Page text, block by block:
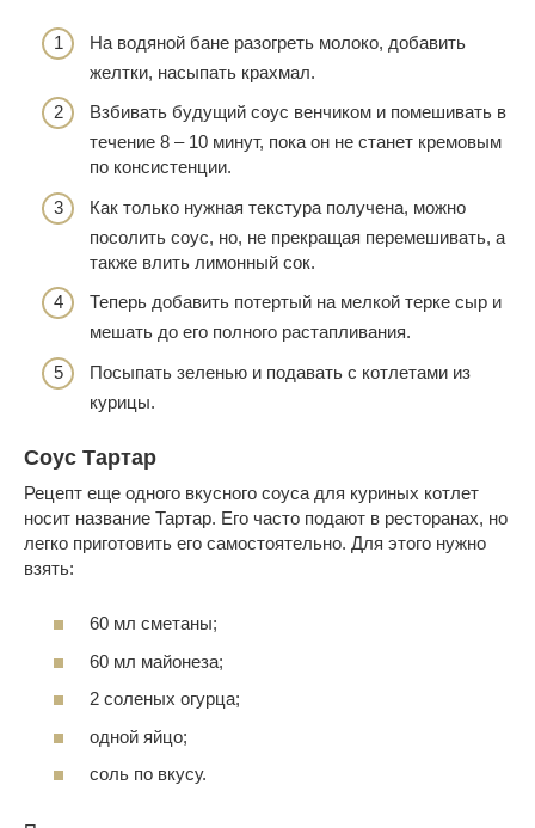
На водяной бане разогреть молоко, добавить
желтки, насыпать крахмал.
Взбивать будущий соус венчиком и помешивать в
течение 8 – 10 минут, пока он не станет кремовым
по консистенции.
Как только нужная текстура получена, можно
посолить соус, но, не прекращая перемешивать, а
также влить лимонный сок.
Теперь добавить потертый на мелкой терке сыр и
мешать до его полного растапливания.
Посыпать зеленью и подавать с котлетами из
курицы.
Соус Тартар
Рецепт еще одного вкусного соуса для куриных котлет
носит название Тартар. Его часто подают в ресторанах, но
легко приготовить его самостоятельно. Для этого нужно
взять:
60 мл сметаны;
60 мл майонеза;
2 соленых огурца;
одной яйцо;
соль по вкусу.